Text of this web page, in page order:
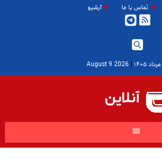
تماس با ما آرشیو
|
2026 August 9
آنلاین